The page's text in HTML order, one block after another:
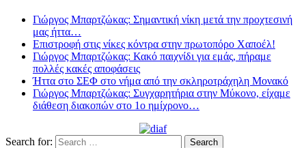
Γιώργος Μπαρτζώκας: Σημαντική νίκη μετά την προχτεσινή
μας ήττα…
Επιστροφή στις νίκες κόντρα στην πρωτοπόρο Χαποέλ!
Γιώργος Μπαρτζώκας: Κακό παιχνίδι για εμάς, πήραμε
πολλές κακές αποφάσεις
Ήττα στο ΣΕΦ στο νήμα από την σκληροτράχηλη Μονακό
Γιώργος Μπαρτζώκας: Συγχαρητήρια στην Μύκονο, είχαμε
διάθεση διακοπών στο 1ο ημίχρονο…
Search for: